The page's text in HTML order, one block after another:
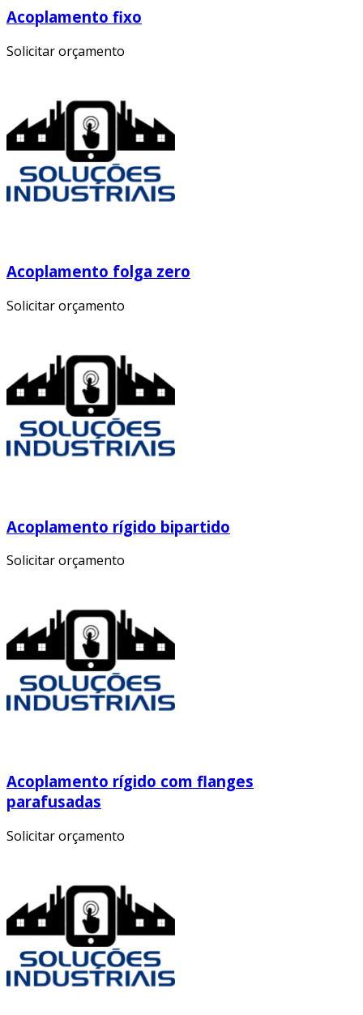
Acoplamento fixo
Solicitar orçamento
Acoplamento folga zero
Solicitar orçamento
Acoplamento rígido bipartido
Solicitar orçamento
Acoplamento rígido com flanges
parafusadas
Solicitar orçamento